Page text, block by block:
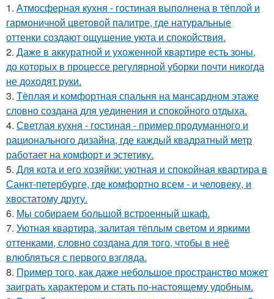
1. Атмосферная кухня - гостиная выполнена в тёплой и
гармоничной цветовой палитре, где натуральные
оттенки создают ощущение уюта и спокойствия.
2. Даже в аккуратной и ухоженной квартире есть зоны,
до которых в процессе регулярной уборки почти никогда
не доходят руки.
3. Тёплая и комфортная спальня на мансардном этаже
словно создана для уединения и спокойного отдыха.
4. Светлая кухня - гостиная - пример продуманного и
рационального дизайна, где каждый квадратный метр
работает на комфорт и эстетику.
5. Для кота и его хозяйки: уютная и спокойная квартира в
Санкт-петербурге, где комфортно всем - и человеку, и
хвостатому другу.
6. Мы собираем большой встроенный шкаф.
7. Уютная квартира, залитая тёплым светом и яркими
оттенками, словно создана для того, чтобы в неё
влюбляться с первого взгляда.
8. Пример того, как даже небольшое пространство может
заиграть характером и стать по-настоящему удобным.